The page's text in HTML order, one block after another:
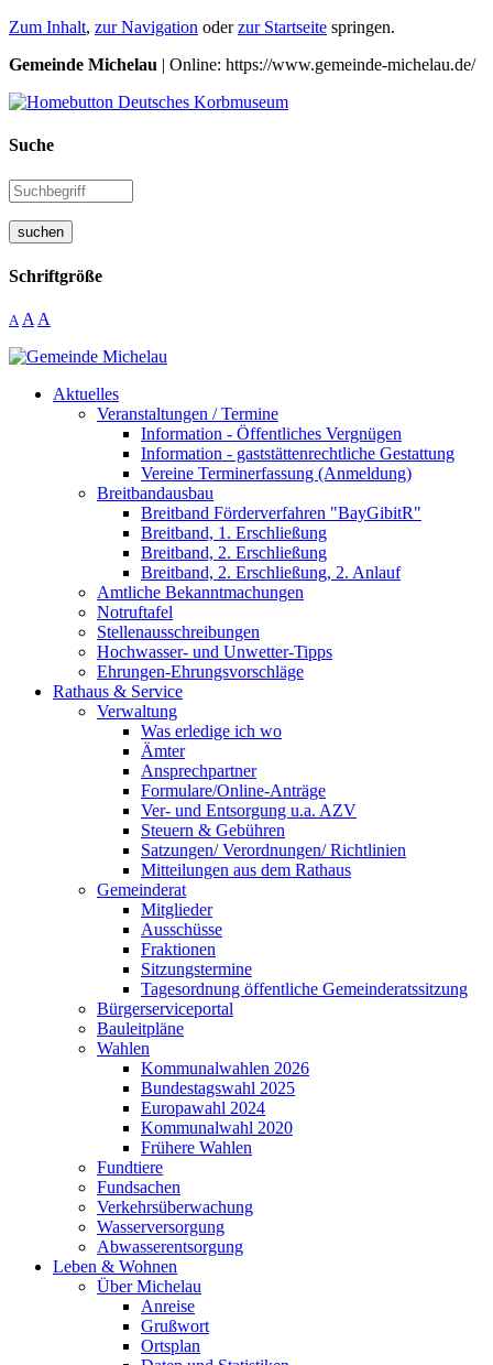
Zum Inhalt, zur Navigation oderzur Startseite springen.
Gemeinde Michelau | Online: https://www.gemeinde-michelau.de/
Suche
suchen
Schriftgröße
A A A
Aktuelles
Veranstaltungen / Termine
Information - Öffentliches Vergnügen
Information - gaststättenrechtliche Gestattung
Vereine Terminerfassung (Anmeldung)
Breitbandausbau
Breitband Förderverfahren "BayGibitR"
Breitband, 1. Erschließung
Breitband, 2. Erschließung
Breitband, 2. Erschließung, 2. Anlauf
Amtliche Bekanntmachungen
Notruftafel
Stellenausschreibungen
Hochwasser- und Unwetter-Tipps
Ehrungen-Ehrungsvorschläge
Rathaus & Service
Verwaltung
Was erledige ich wo
Ämter
Ansprechpartner
Formulare/Online-Anträge
Ver- und Entsorgung u.a. AZV
Steuern & Gebühren
Satzungen/ Verordnungen/ Richtlinien
Mitteilungen aus dem Rathaus
Gemeinderat
Mitglieder
Ausschüsse
Fraktionen
Sitzungstermine
Tagesordnung öffentliche Gemeinderatssitzung
Bürgerserviceportal
Bauleitpläne
Wahlen
Kommunalwahlen 2026
Bundestagswahl 2025
Europawahl 2024
Kommunalwahl 2020
Frühere Wahlen
Fundtiere
Fundsachen
Verkehrsüberwachung
Wasserversorgung
Abwasserentsorgung
Leben & Wohnen
Über Michelau
Anreise
Grußwort
Ortsplan